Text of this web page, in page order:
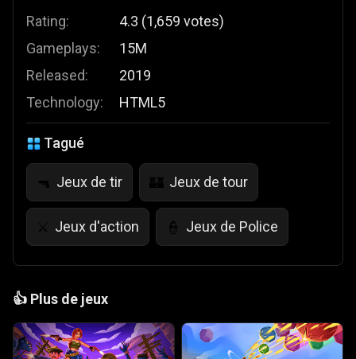
Rating:
Gameplays:
Released:
Technology:
4.3 (1,659 votes)
15M
2019
HTML5
Tagué
🔫 Jeux de tir 🏰 Jeux de tour
⚔️ Jeux d'action 👮 Jeux de Police
👍 Plus de jeux